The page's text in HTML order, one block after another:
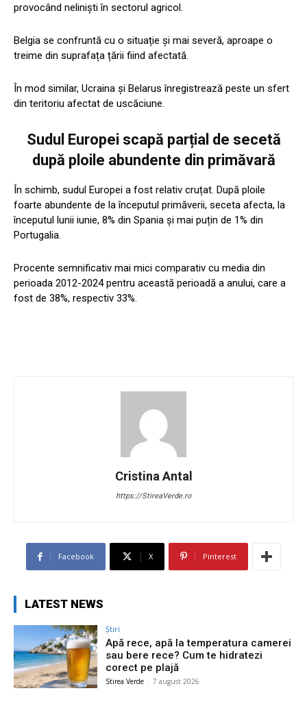
provocând neliniști în sectorul agricol.
Belgia se confruntă cu o situație și mai severă, aproape o
treime din suprafața țării fiind afectată.
În mod similar, Ucraina și Belarus înregistrează peste un sfert
din teritoriu afectat de uscăciune.
Sudul Europei scapă parțial de secetă
după ploile abundente din primăvară
În schimb, sudul Europei a fost relativ cruțat. După ploile
foarte abundente de la începutul primăverii, seceta afecta, la
începutul lunii iunie, 8% din Spania și mai puțin de 1% din
Portugalia.
Procente semnificativ mai mici comparativ cu media din
perioada 2012-2024 pentru această perioadă a anului, care a
fost de 38%, respectiv 33%.
Cristina Antal
https://StireaVerde.ro
Facebook X Pinterest
LATEST NEWS
Știri
Apă rece, apă la temperatura camerei
sau bere rece? Cum te hidratezi
corect pe plajă
Stirea Verde - 7 august 2026